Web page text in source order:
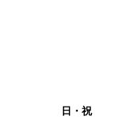
日・祝